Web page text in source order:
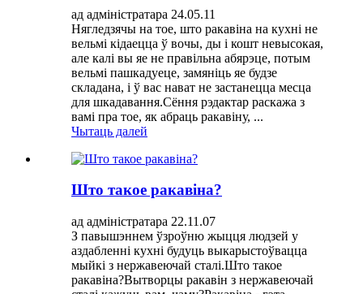
ад адміністратара 24.05.11
Нягледзячы на ​​​​тое, што ракавіна на кухні не
вельмі кідаецца ў вочы, ды і кошт невысокая,
але калі вы яе не правільна абярэце, потым
вельмі пашкадуеце, замяніць яе будзе
складана, і ў вас нават не застанецца месца
для шкадавання.Сёння рэдактар ​​​​раскажа з
вамі пра тое, як абраць ракавіну, ...
Чытаць далей
Што такое ракавіна?
ад адміністратара 22.11.07
З павышэннем ўзроўню жыцця людзей у
аздабленні кухні будуць выкарыстоўвацца
мыйкі з нержавеючай сталі.Што такое
ракавіна?Вытворцы ракавін з нержавеючай